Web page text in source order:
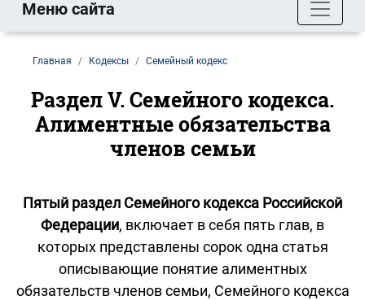
Меню сайта
Главная Кодексы Семейный кодекс
Раздел V. Семейного кодекса.
Алиментные обязательства
членов семьи
Пятый раздел Семейного кодекса Российской
Федерации, включает в себя пять глав, в
которых представлены сорок одна статья
описывающие понятие алиментных
обязательств членов семьи, Семейного кодекса